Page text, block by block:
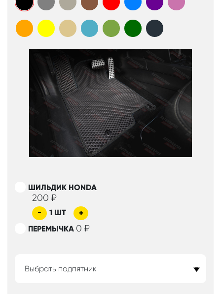
ШИЛЬДИК HONDA
200 ₽
- 1 ШТ
+
ПЕРЕМЫЧКА 0 ₽
Выбрать подпятник